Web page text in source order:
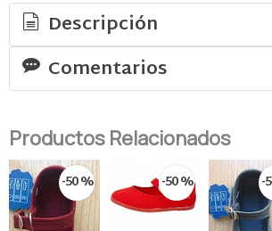
Descripción
Comentarios
Productos Relacionados
-50 % -50 % -